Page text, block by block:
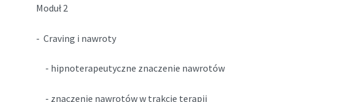
Moduł 2
- Craving i nawroty
- hipnoterapeutyczne znaczenie nawrotów
- znaczenie nawrotów w trakcie terapii